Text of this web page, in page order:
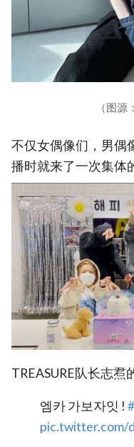
（图源
不仅女偶像们，男偶
播时就来了一次集体
TREASURE队长志焄
엠카 가보자잇 !
pic.twitter.com/